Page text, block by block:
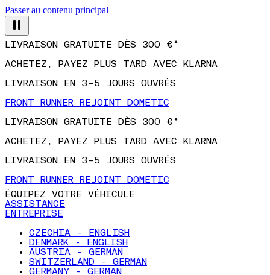
Passer au contenu principal
ACHETEZ, PAYEZ PLUS TARD AVEC KLARNA
LIVRAISON EN 3–5 JOURS OUVRÉS
FRONT RUNNER REJOINT DOMETIC
LIVRAISON GRATUITE DÈS 300 €*
ACHETEZ, PAYEZ PLUS TARD AVEC KLARNA
LIVRAISON EN 3–5 JOURS OUVRÉS
FRONT RUNNER REJOINT DOMETIC
ÉQUIPEZ VOTRE VÉHICULE
ASSISTANCE
ENTREPRISE
CZECHIA - ENGLISH
DENMARK - ENGLISH
AUSTRIA - GERMAN
SWITZERLAND - GERMAN
GERMANY - GERMAN